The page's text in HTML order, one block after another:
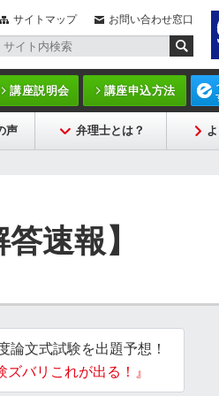
サイトマップ お問い合わせ窓口
講座説明会 講座申込方法
声 弁理士とは？
速報】
論文式試験を出題予想！
ズバリこれが出る！』